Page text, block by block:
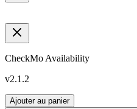
CheckMo Availability
v2.1.2
Ajouter au panier